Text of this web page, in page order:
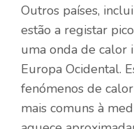
Outros países,
estão a registar
uma onda de calor
Europa Ocidental.
fenómenos de
mais comuns à